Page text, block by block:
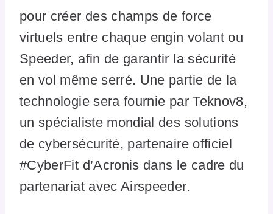
pour créer des champs de force
virtuels entre chaque engin volant ou
Speeder, afin de garantir la sécurité
en vol même serré. Une partie de la
technologie sera fournie par Teknov8,
un spécialiste mondial des solutions
de cybersécurité, partenaire officiel
#CyberFit d’Acronis dans le cadre du
partenariat avec Airspeeder.